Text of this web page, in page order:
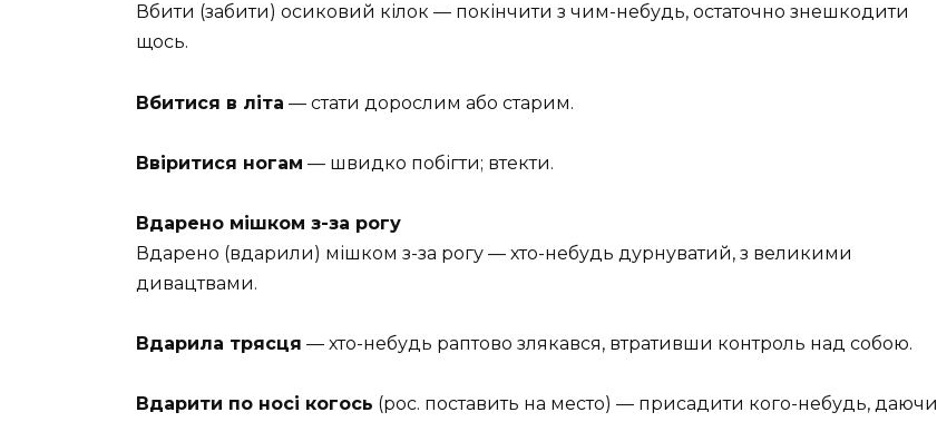
Вбити (забити) осиковий кілок — покінчити з чим-небудь, остаточно знешкодити
щось.
Вбитися в літа — стати дорослим або старим.
Ввіритися ногам — швидко побігти; втекти.
Вдарено мішком з-за рогу
Вдарено (вдарили) мішком з-за рогу — хто-небудь дурнуватий, з великими
дивацтвами.
Вдарила трясця — хто-небудь раптово злякався, втративши контроль над собою.
Вдарити по носі когось (рос. поставить на место) — присадити кого-небудь, даючи